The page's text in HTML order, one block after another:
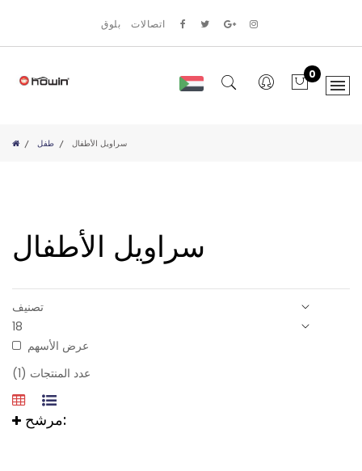
بلوق اتصالات
0
طفل سراويل الأطفال
سراويل الأطفال
عرض الأسهم
عدد المنتجات (1)
مرشح: